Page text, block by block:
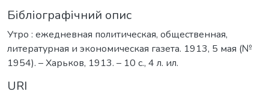
Бібліографічний опис
Утро : ежедневная политическая, общественная,
литературная и экономическая газета. 1913, 5 мая (№
1954). – Харьков, 1913. – 10 с., 4 л. ил.
URI